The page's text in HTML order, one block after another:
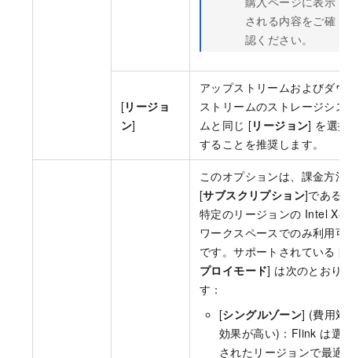
される内容をご確
認ください。
[リージョ
ン]
アップストリームおよびダウ
ストリームのストレージシス
ムと同じ [リージョン] を選択
することを推奨します。
このオプションは、課金方法
[サブスクリプション]である
特定のリージョンの Intel X86
ワークスペースでのみ利用可
です。サポートされている [
プロイモード] は次のとおり
す：
[シングルゾーン] (費用対
効果が高い)：Flink は選
されたリージョンで最適